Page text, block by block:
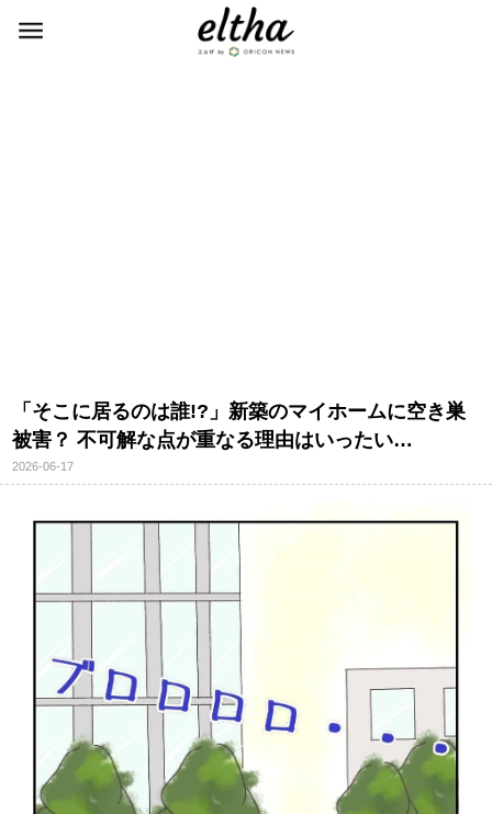
「そこに居るのは誰!?」新築のマイホームに空き巣
被害？ 不可解な点が重なる理由はいったい…
2026-06-17